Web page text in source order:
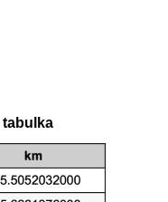
tabulka